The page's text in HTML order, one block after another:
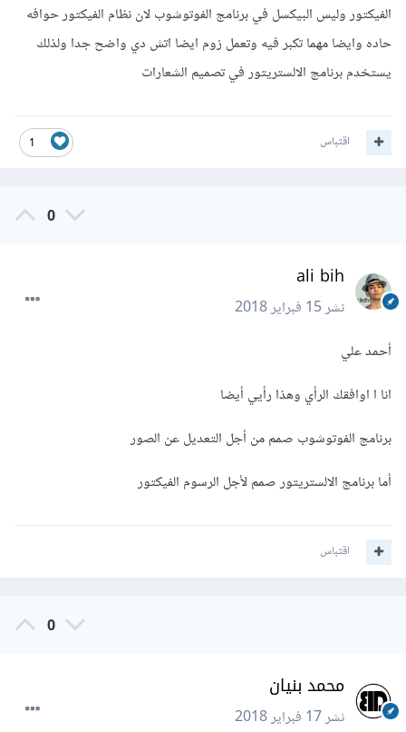
الفيكتور وليس البيكسل في برنامج الفوتوشوب لان نظام الفيكتور حوافه
حاده وايضا مهما تكبر فيه وتعمل زوم ايضا اتش دي واضح جدا ولذلك
يستخدم برنامج الالستريتور في تصميم الشعارات
1 اقتباس
0
ali bih
نشر15 فبراير 2018
أحمد علي
انا ا اوافقك الرأي وهذا رأيي أيضا
برنامج الفوتوشوب صمم من أجل التعديل عن الصور
أما برنامج الالستريتور صمم لأجل الرسوم الفيكتور
اقتباس
0
محمد بنيان
نشر17 فبراير 2018